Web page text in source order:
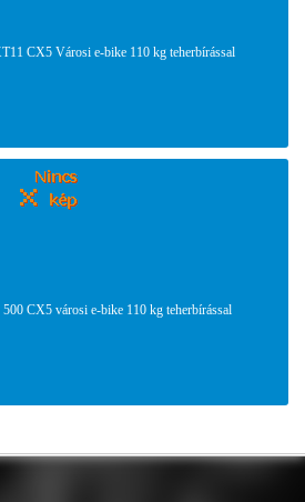
CX5 Városi e-bike 110 kg teherbírással
CX5 városi e-bike 110 kg teherbírással